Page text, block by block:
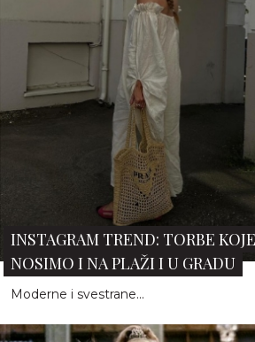
KULTNI MODELI SUNČANIH
NAOČARA KOJE JE NOSILA ODRI
Nalazimo se u Njujorku, ulica je pusta i uz
note "Moon River" elegantna devojka,
upravo je izašla i...